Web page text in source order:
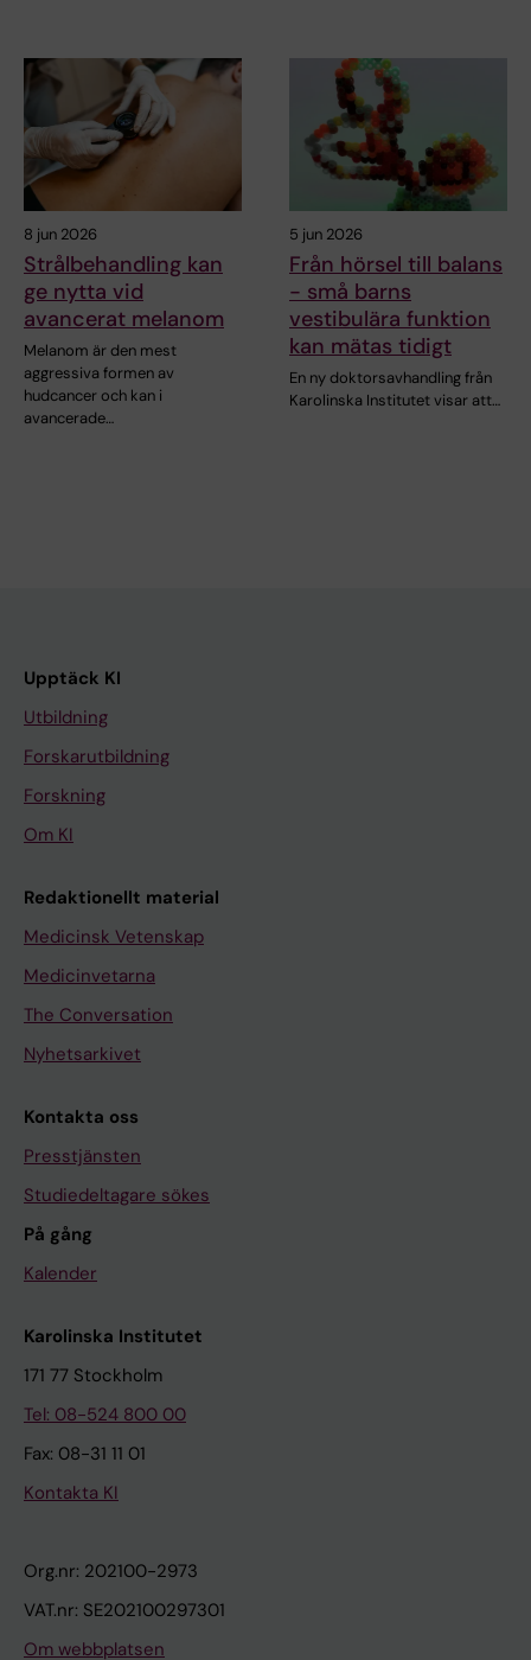
8 jun 2026
Strålbehandling kan
ge nytta vid
avancerat melanom
Melanom är den mest
aggressiva formen av
hudcancer och kan i
avancerade…
5 jun 2026
Från hörsel till balans
- små barns
vestibulära funktion
kan mätas tidigt
En ny doktorsavhandling från
Karolinska Institutet visar att…
Upptäck KI
Utbildning
Forskarutbildning
Forskning
Om KI
Redaktionellt material
Medicinsk Vetenskap
Medicinvetarna
The Conversation
Nyhetsarkivet
Kontakta oss
Presstjänsten
Studiedeltagare sökes
På gång
Kalender
Karolinska Institutet
171 77 Stockholm
Tel: 08-524 800 00
Fax: 08-31 11 01
Kontakta KI
Org.nr: 202100-2973
VAT.nr: SE202100297301
Om webbplatsen